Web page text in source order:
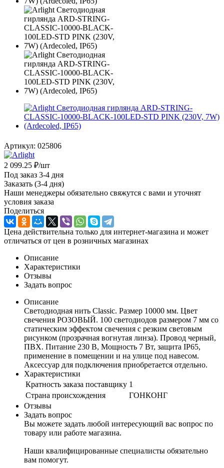
Артикул: 025806
2 099.25 ₽/шт
Под заказ 3-4 дня
Заказать (3-4 дня)
Наши менеджеры обязательно свяжутся с вами и уточнят
условия заказа
Поделиться
Цена действительна только для интернет-магазина и может
отличаться от цен в розничных магазинах
Описание
Характеристики
Отзывы
Задать вопрос
Описание
Светодиодная нить Classic. Размер 10000 мм. Цвет
свечения РОЗОВЫЙ. 100 светодиодов размером 7 мм со
статическим эффектом свечения с резким световым
рисунком (прозрачная вогнутая линза). Провод черный,
ПВХ. Питание 230 В, Мощность 7 Вт, защита IP65,
применение в помещении и на улице под навесом.
Аксессуар для подключения приобретается отдельно.
Характеристики
Кратность заказа поставщику 1
Страна происхождения
ГОНКОНГ
Отзывы
Задать вопрос
Вы можете задать любой интересующий вас вопрос по
товару или работе магазина.
Наши квалифицированные специалисты обязательно
вам помогут.